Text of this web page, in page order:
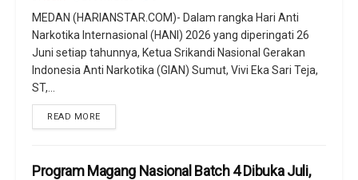
MEDAN (HARIANSTAR.COM)- Dalam rangka Hari Anti
Narkotika Internasional (HANI) 2026 yang diperingati 26
Juni setiap tahunnya, Ketua Srikandi Nasional Gerakan
Indonesia Anti Narkotika (GIAN) Sumut, Vivi Eka Sari Teja,
ST,...
READ MORE
Program Magang Nasional Batch 4 Dibuka Juli,